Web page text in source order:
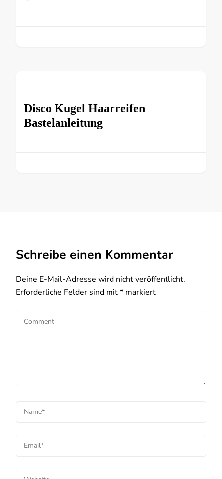
Disco Kugel Haarreifen
Bastelanleitung
Schreibe einen Kommentar
Deine E-Mail-Adresse wird nicht veröffentlicht.
Erforderliche Felder sind mit* markiert